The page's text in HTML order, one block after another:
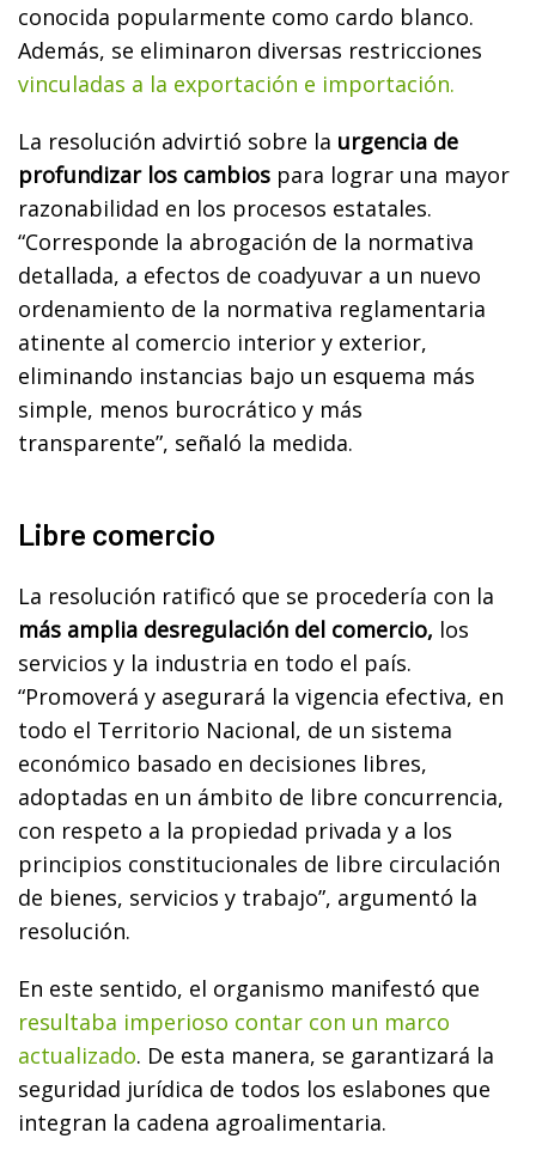
conocida popularmente como cardo blanco.
Además, se eliminaron diversas restricciones
vinculadas a la exportación e importación.
La resolución advirtió sobre la urgencia de
profundizar los cambios para lograr una mayor
razonabilidad en los procesos estatales.
“Corresponde la abrogación de la normativa
detallada, a efectos de coadyuvar a un nuevo
ordenamiento de la normativa reglamentaria
atinente al comercio interior y exterior,
eliminando instancias bajo un esquema más
simple, menos burocrático y más
transparente”, señaló la medida.
Libre comercio
La resolución ratificó que se procedería con la
más amplia desregulación del comercio, los
servicios y la industria en todo el país.
“Promoverá y asegurará la vigencia efectiva, en
todo el Territorio Nacional, de un sistema
económico basado en decisiones libres,
adoptadas en un ámbito de libre concurrencia,
con respeto a la propiedad privada y a los
principios constitucionales de libre circulación
de bienes, servicios y trabajo”, argumentó la
resolución.
En este sentido, el organismo manifestó que
resultaba imperioso contar con un marco
actualizado. De esta manera, se garantizará la
seguridad jurídica de todos los eslabones que
integran la cadena agroalimentaria.